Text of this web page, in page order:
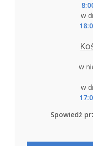
w
w
w
Spowiedź